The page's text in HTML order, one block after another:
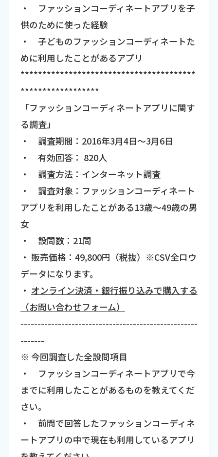
・ ファッションコーディネートアプリを子
供のために使った経験
・ 子どものファッションコーディネートた
めに利用したことがあるアプリ
****************************************
******************
「ファッションコーディネートアプリに関す
る調査」
・ 調査期間：2016年3月4日～3月6日
・ 有効回答： 820人
・ 調査方法：インターネット調査
・ 調査対象：ファッションコーディネート
アプリを利用したことがある13歳～49歳の男
女
・ 設問数：21問
・ 販売価格：49,800円（税抜）※CSV全ロウ
データになります。
・ オンライン決済・銀行振り込みで購入する
（お問い合わせフォーム）
----------------------------------------------------
-------
※ 今回調査した全設問項目
・ ファッションコーディネートアプリで今
までに利用したことがあるものを教えてくだ
さい。
・ 前問で回答したファッションコーディネ
ートアプリの中で現在も利用しているアプリ